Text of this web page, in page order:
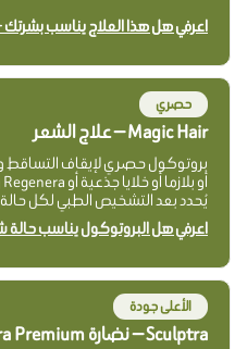
اعرفي هل هذا العلاج يناسب
حصري
Magic Hair — علاج الشعر
بروتوكول حصري لإيقاف التساقط
يُحدد بعد التشخيص الطبي لكل
اعرفي هل البروتوكول يناسب
الأعلى جودة
Sculptra — نضارة Ultra Premium